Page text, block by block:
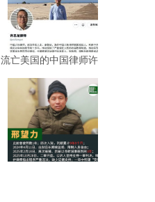
徐秦起诉社保中心扣发
其四年
流亡美国的中国律师许